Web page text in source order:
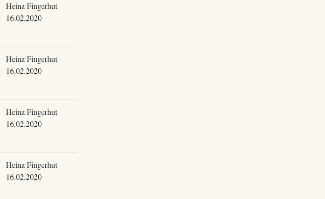
Heinz Fingerhut
16.02.2020
Heinz Fingerhut
16.02.2020
Heinz Fingerhut
16.02.2020
Heinz Fingerhut
16.02.2020